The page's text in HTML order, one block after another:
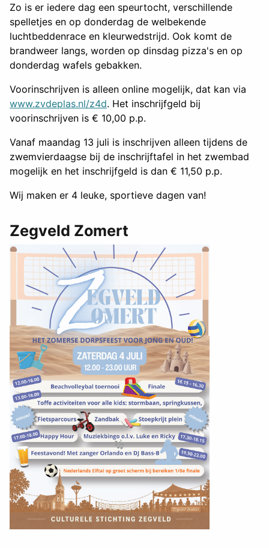
Zo is er iedere dag een speurtocht, verschillende
spelletjes en op donderdag de welbekende
luchtbeddenrace en kleurwedstrijd. Ook komt de
brandweer langs, worden op dinsdag pizza's en op
donderdag wafels gebakken.
Voorinschrijven is alleen online mogelijk, dat kan via
www.zvdeplas.nl/z4d. Het inschrijfgeld bij
voorinschrijven is € 10,00 p.p.
Vanaf maandag 13 juli is inschrijven alleen tijdens de
zwemvierdaagse bij de inschrijftafel in het zwembad
mogelijk en het inschrijfgeld is dan € 11,50 p.p.
Wij maken er 4 leuke, sportieve dagen van!
Zegveld Zomert